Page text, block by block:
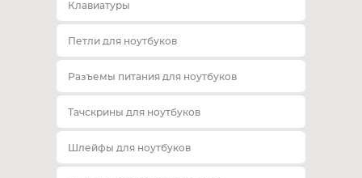
Клавиатуры
Петли для ноутбуков
Разъемы питания для ноутбуков
Тачскрины для ноутбуков
Шлейфы для ноутбуков